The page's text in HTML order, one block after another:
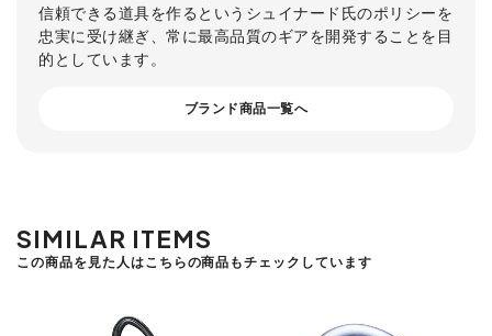
信頼できる道具を作るというシュイナード氏のポリシーを
忠実に受け継ぎ、常に最高品質のギアを開発することを目
的としています。
ブランド商品一覧へ
SIMILAR ITEMS
この商品を見た人はこちらの商品もチェックしています